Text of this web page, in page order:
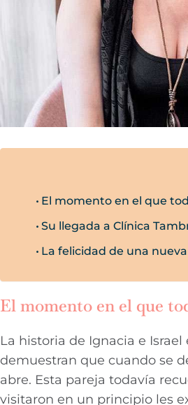
El momento en el que
Su llegada a Clínica
La felicidad de una
El momento en el que
La historia de Ignacia e
demuestran que cuando se
abre. Esta pareja todavía
visitaron en un principio les